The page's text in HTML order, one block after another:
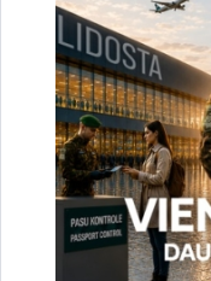
67075617, mob.
e-pasts:
Saistītas tēmas
Aktualitātes: Vizītes